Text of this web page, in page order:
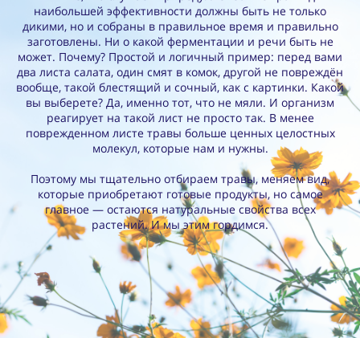
наибольшей эффективности должны быть не только
дикими, но и собраны в правильное время и правильно
заготовлены. Ни о какой ферментации и речи быть не
может. Почему? Простой и логичный пример: перед вами
два листа салата, один смят в комок, другой не повреждён
вообще, такой блестящий и сочный, как с картинки. Какой
вы выберете? Да, именно тот, что не мяли. И организм
реагирует на такой лист не просто так. В менее
поврежденном листе травы больше ценных целостных
молекул, которые нам и нужны.
Поэтому мы тщательно отбираем травы, меняем вид,
которые приобретают готовые продукты, но самое
главное — остаются натуральные свойства всех
растений. И мы этим гордимся.